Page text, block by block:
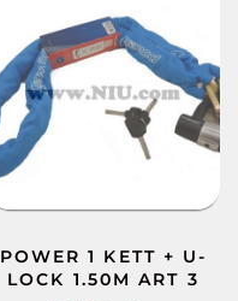
POWER 1 KETT + U-
LOCK 1.50M ART 3